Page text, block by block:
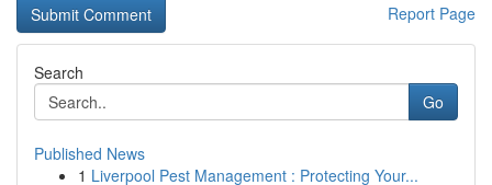
Report Page
Search
Go
Published News
1 Liverpool Pest Management : Protecting Your...